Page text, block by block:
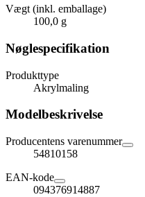
Vægt (inkl. emballage)
100,0 g
Nøglespecifikation
Produkttype
Akrylmaling
Modelbeskrivelse
Producentens varenummer
54810158
EAN-kode
094376914887